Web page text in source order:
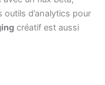
d’analytics pour
créatif est aussi